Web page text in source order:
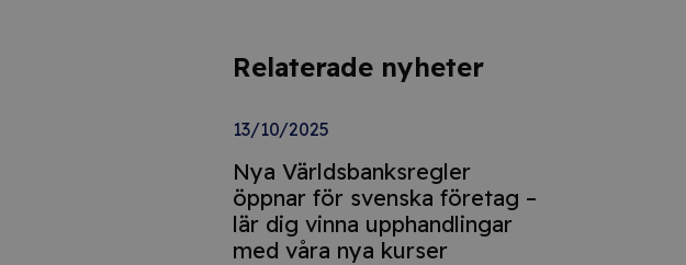
Relaterade nyheter
13/10/2025
Nya Världsbanksregler
öppnar för svenska företag –
lär dig vinna upphandlingar
med våra nya kurser